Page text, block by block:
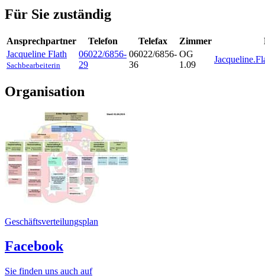
Für Sie zuständig
Ansprechpartner Telefon Telefax Zimmer
Jacqueline Flath
Sachbearbeiterin
06022/6856-
29
06022/6856-
36
OG
1.09
Organisation
Geschäftsverteilungsplan
Facebook
Sie finden uns auch auf